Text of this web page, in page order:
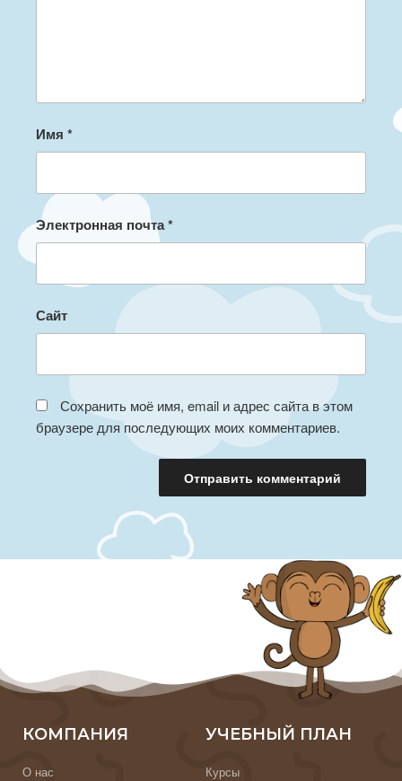
Имя *
Электронная почта*
Сайт
Сохранить моё имя, email и адрес сайта в этом
браузере для последующих моих комментариев.
КОМПАНИЯ
О нас
УЧЕБНЫЙ ПЛАН
Курсы